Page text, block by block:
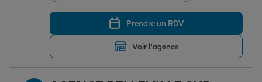
Retraite
Tous nos devis d'assurance
Prendre un RDV
Voir l'agence